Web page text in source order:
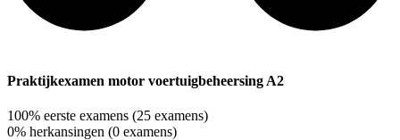
Praktijkexamen motor voertuigbeheersing A2
100% eerste examens (25 examens)
0% herkansingen (0 examens)